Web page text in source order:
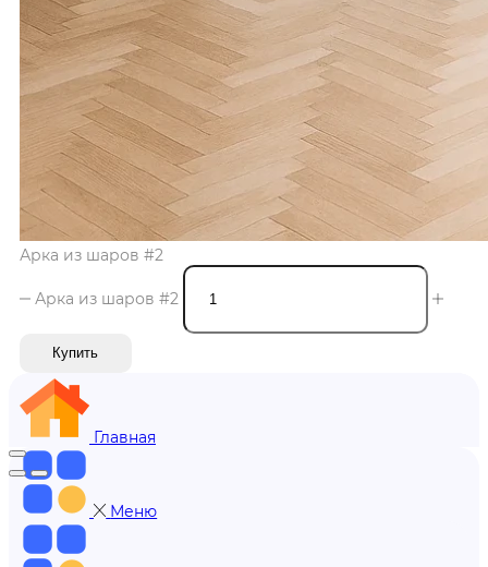
Арка из шаров #2
Арка из шаров #2
Купить
Главная
Меню